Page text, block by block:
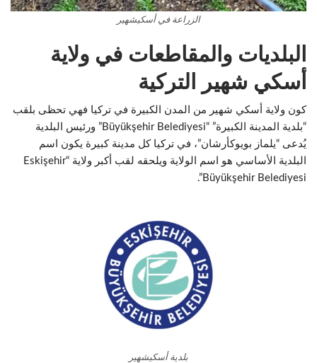
الزراعة في أسكيشهير
البلديات والمقاطعات في ولاية
أسكي شهير التركية
كون ولاية أسكي شهير من المدن الكبيرة في تركيا فهي تحظى بلقب
“بلدية المدينة الكبيرة” “Büyükşehir Belediyesi” ورئيس البلدية
يُدعى “يلماز بويوكأرشان”، في تركيا كل مدينة كبيرة يكون اسم
البلدية الأساسي هو اسم الولاية ويلحقه لقب أكبر ولاية “Eskişehir
Büyükşehir Belediyesi”.
بلدية أسكيشهير